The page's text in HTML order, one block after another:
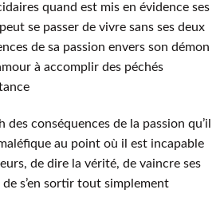
quand est mis en évidence ses
se passer de vivre sans ses deux
de sa passion envers son démon
à accomplir des péchés
conséquences de la passion qu’il
au point où il est incapable
de dire la vérité, de vaincre ses
s’en sortir tout simplement